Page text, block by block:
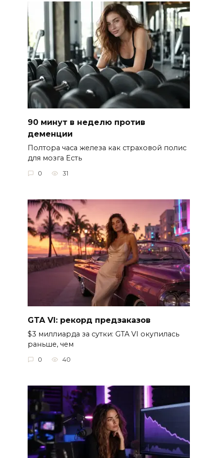
90 минут в неделю против
деменции
Полтора часа железа как страховой полис
для мозга Есть
0 31
GTA VI: рекорд предзаказов
$3 миллиарда за сутки: GTA VI окупилась
раньше, чем
0 40